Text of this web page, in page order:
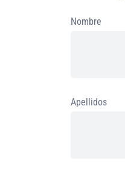
Nombre
Apellidos